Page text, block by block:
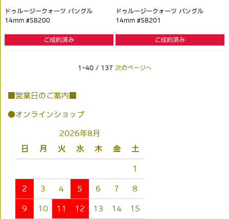
ドゥルージークォーツ バングル
14mm #SB200
ご成約済み
ドゥルージークォーツ バングル
14mm #SB201
ご成約済み
1-40 / 137 次のページへ
■営業日のご案内■
●オンラインショップ
2026年8月
日
月 火 水 木 金 土
1
2 3 4 5 6 7 8
9 10 11 12 13 14 15